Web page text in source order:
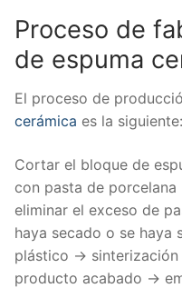
Proceso de
de espuma
El proceso de
cerámica es la siguiente:
Cortar el bloque de
con pasta de
eliminar el exceso de
haya secado o se haya
plástico →
producto acabado →